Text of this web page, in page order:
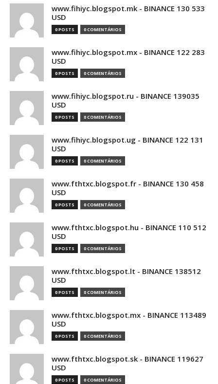
www.fihiyc.blogspot.mk - BINANCE 130 533
USD
0 POSTS 0 COMENTÁRIOS
www.fihiyc.blogspot.mx - BINANCE 122 283
USD
0 POSTS 0 COMENTÁRIOS
www.fihiyc.blogspot.ru - BINANCE 139035
USD
0 POSTS 0 COMENTÁRIOS
www.fihiyc.blogspot.ug - BINANCE 122 131
USD
0 POSTS 0 COMENTÁRIOS
www.fthtxc.blogspot.fr - BINANCE 130 458
USD
0 POSTS 0 COMENTÁRIOS
www.fthtxc.blogspot.hu - BINANCE 110 512
USD
0 POSTS 0 COMENTÁRIOS
www.fthtxc.blogspot.lt - BINANCE 138512
USD
0 POSTS 0 COMENTÁRIOS
www.fthtxc.blogspot.mx - BINANCE 113489
USD
0 POSTS 0 COMENTÁRIOS
www.fthtxc.blogspot.sk - BINANCE 119627
USD
0 POSTS 0 COMENTÁRIOS